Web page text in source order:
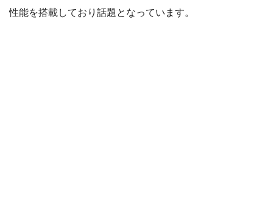
性能を搭載しており話題となっています。